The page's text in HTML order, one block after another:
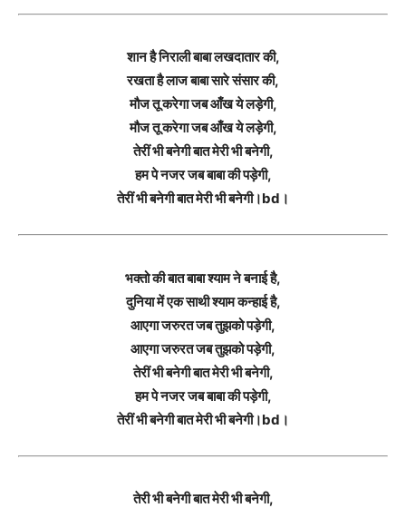
शान है निराली बाबा लखदातार की,
रखता है लाज बाबा सारे संसार की,
मौज तू करेगा जब आँख ये लड़ेगी,
मौज तू करेगा जब आँख ये लड़ेगी,
तेरीं भी बनेगी बात मेरी भी बनेगी,
हम पे नजर जब बाबा की पड़ेगी,
तेरीं भी बनेगी बात मेरी भी बनेगी।bd।
भक्तो की बात बाबा श्याम ने बनाई है,
दुनिया में एक साथी श्याम कन्हाई है,
आएगा जरुरत जब तुझको पड़ेगी,
आएगा जरुरत जब तुझको पड़ेगी,
तेरीं भी बनेगी बात मेरी भी बनेगी,
हम पे नजर जब बाबा की पड़ेगी,
तेरीं भी बनेगी बात मेरी भी बनेगी।bd।
तेरी भी बनेगी बात मेरी भी बनेगी,